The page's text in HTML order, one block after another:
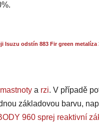
Isuzu odstín 883 Fir green metalíza
mastnoty a rzi. V případě
základovou barvu,
960 sprej reaktivní